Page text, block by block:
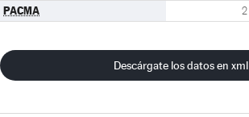
PACMA 2
Descárgate los datos en xml